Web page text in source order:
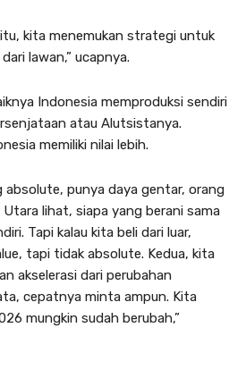
kita menemukan strategi untuk
lawan,” ucapnya.
Indonesia memproduksi sendiri
atau Alutsistanya.
memiliki nilai lebih.
absolute, punya daya gentar, orang
lihat, siapa yang berani sama
Tapi kalau kita beli dari luar,
tapi tidak absolute. Kedua, kita
akselerasi dari perubahan
cepatnya minta ampun. Kita
mungkin sudah berubah,”